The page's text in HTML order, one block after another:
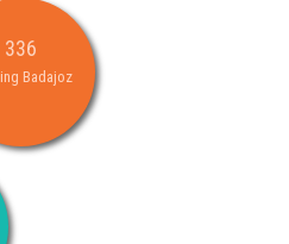
336
Badajoz